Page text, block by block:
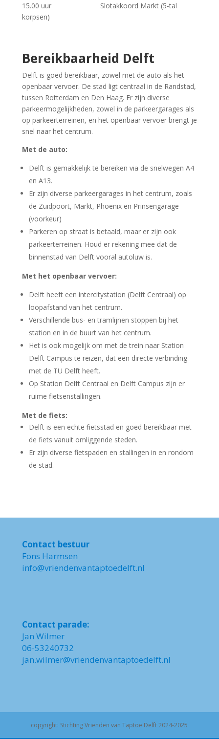
15.00 uur Slotakkoord Markt (5-tal
korpsen)
Bereikbaarheid Delft
Delft is goed bereikbaar, zowel met de auto als het
openbaar vervoer. De stad ligt centraal in de Randstad,
tussen Rotterdam en Den Haag. Er zijn diverse
parkeermogelijkheden, zowel in de parkeergarages als
op parkeerterreinen, en het openbaar vervoer brengt je
snel naar het centrum.
Met de auto:
Delft is gemakkelijk te bereiken via de snelwegen A4
en A13.
Er zijn diverse parkeergarages in het centrum, zoals
de Zuidpoort, Markt, Phoenix en Prinsengarage
(voorkeur)
Parkeren op straat is betaald, maar er zijn ook
parkeerterreinen. Houd er rekening mee dat de
binnenstad van Delft vooral autoluw is.
Met het openbaar vervoer:
Delft heeft een intercitystation (Delft Centraal) op
loopafstand van het centrum.
Verschillende bus- en tramlijnen stoppen bij het
station en in de buurt van het centrum.
Het is ook mogelijk om met de trein naar Station
Delft Campus te reizen, dat een directe verbinding
met de TU Delft heeft.
Op Station Delft Centraal en Delft Campus zijn er
ruime fietsenstallingen.
Met de fiets:
Delft is een echte fietsstad en goed bereikbaar met
de fiets vanuit omliggende steden.
Er zijn diverse fietspaden en stallingen in en rondom
de stad.
Contact bestuur
Fons Harmsen
info@vriendenvantaptoedelft.nl
Contact parade:
Jan Wilmer
06-53240732
jan.wilmer@vriendenvantaptoedelft.nl
copyright: Stichting Vrienden van Taptoe Delft 2024-2025